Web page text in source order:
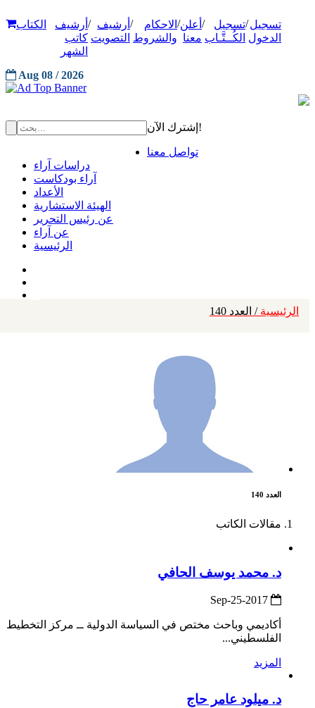
تسجيل
الدخول
/تسجيل
الكُــتَّـاب
/ أعلن
معنا
/ الاحكام
والشروط
/ أرشيف
التصويت
/ أرشيف
كاتب
الشهر
الكتاب
Aug 08 / 2026
إشترك الآن!
تواصل معنا
دراسات آراء
آراء بودكاست
الأعداد
الهيئة الاستشارية
عن رئيس التحرير
عن آراء
الرئيسية
الرئيسية / العدد 140
العدد 140
مقالات الكاتب
د. محمد يوسف الحافي
أكاديمي وباحث مختص في السياسة الدولية ــ مركز التخطيط
الفلسطيني...
المزيد
د. ميلود عامر حاج